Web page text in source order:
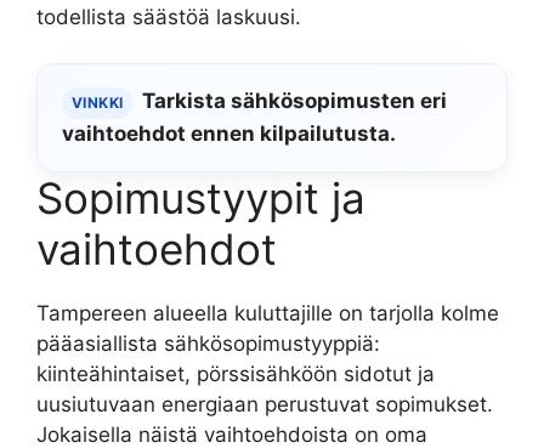
todellista säästöä laskuusi.
VINKKI
Tarkista sähkösopimusten eri
vaihtoehdot ennen kilpailutusta.
Sopimustyypit ja
vaihtoehdot
Tampereen alueella kuluttajille on tarjolla kolme
pääasiallista sähkösopimustyyppiä:
kiinteähintaiset, pörssisähköön sidotut ja
uusiutuvaan energiaan perustuvat sopimukset.
Jokaisella näistä vaihtoehdoista on oma